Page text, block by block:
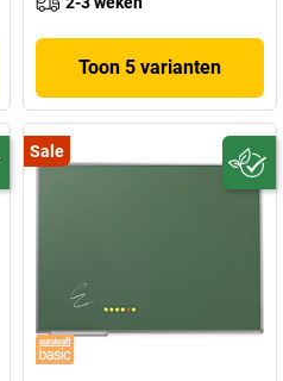
Toon 5 varianten
Sale